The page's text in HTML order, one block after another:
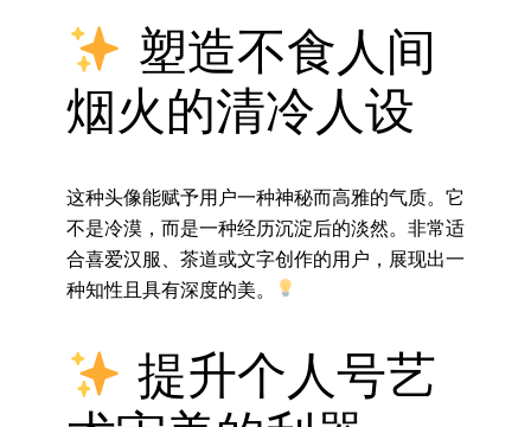
塑造不食人间
烟火的清冷人设
这种头像能赋予用户一种神秘而高雅的气质。它
不是冷漠，而是一种经历沉淀后的淡然。非常适
合喜爱汉服、茶道或文字创作的用户，展现出一
种知性且具有深度的美。
提升个人号艺